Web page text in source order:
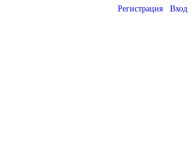
Регистрация Вход